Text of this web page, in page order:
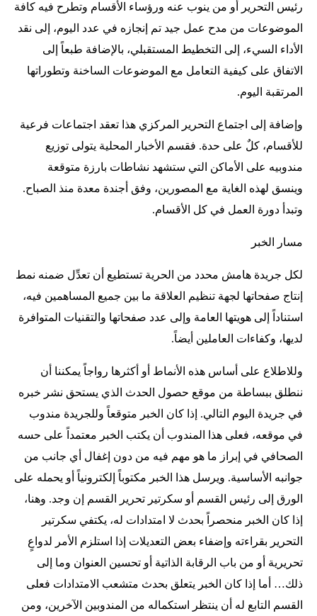
رئيس التحرير أو من ينوب عنه ورؤساء الأقسام وتطرح فيه كافة
الموضوعات من مدح عمل جيد تم إنجازه في عدد اليوم، إلى نقد
الأداء السيء، إلى التخطيط المستقبلي، بالإضافة طبعاً إلى
الاتفاق على كيفية التعامل مع الموضوعات الساخنة وتطوراتها
المرتقبة اليوم.
وإضافة إلى اجتماع التحرير المركزي هذا تعقد اجتماعات فرعية
للأقسام، كلٌ على حدة. فقسم الأخبار المحلية يتولى توزيع
مندوبيه على الأماكن التي ستشهد نشاطات بارزة متوقعة
وينسق لهذه الغاية مع المصورين، وفق أجندة معدة منذ الصباح.
وتبدأ دورة العمل في كل الأقسام.
مسار الخبر
لكل جريدة هامش محدد من الحرية تستطيع أن تعدِّل ضمنه نمط
إنتاج صفحاتها لجهة تنظيم العلاقة ما بين جميع المساهمين فيه،
استناداً إلى هويتها العامة وإلى عدد صفحاتها والتقنيات المتوافرة
لديها، وكفاءات العاملين أيضاً.
وللاطلاع على أساس هذه الأنماط أو أكثرها رواجاً يمكننا أن
ننطلق ببساطة من موقع حصول الحدث الذي يستحق نشر خبره
في جريدة اليوم التالي. إذا كان الخبر متوقعاً وللجريدة مندوب
في موقعه، فعلى هذا المندوب أن يكتب الخبر معتمداً على حسه
الصحافي في إبراز ما هو مهم فيه من دون إغفال أي جانب من
جوانبه الأساسية. ويرسل هذا الخبر مكتوباً إلكترونياً أو يحمله على
الورق إلى رئيس القسم أو سكرتير تحرير القسم إن وجد. وهنا،
إذا كان الخبر منحصراً بحدث لا امتدادات له، يكتفي سكرتير
التحرير بقراءته وإضفاء بعض التعديلات إذا استلزم الأمر لدواعٍ
تحريرية أو من باب الرقابة الذاتية أو تحسين العنوان وما إلى
ذلك… أما إذا كان الخبر يتعلق بحدث متشعب الامتدادات فعلى
القسم التابع له أن ينتظر استكماله من المندوبين الآخرين، ومن